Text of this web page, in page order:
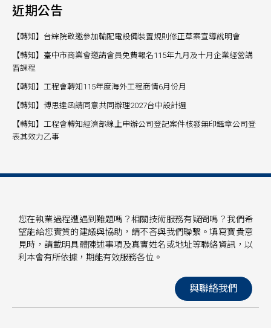
近期公告
【轉知】台綜院敬邀參加輸配電設備裝置規則修正草案宣導說明會
【轉知】臺中市商業會邀請會員免費報名115年九月及十月企業經營講
習課程
【轉知】工程會轉知115年度海外工程商情6月份月
【轉知】博思達函請同意共同辦理2027台中設計週
【轉知】工程會轉知經濟部線上申辦公司登記案件核發無印鑑章公司登
表其效力乙事
您在執業過程遭遇到難題嗎？相關技術服務有疑問嗎？我們希
望能給您實質的建議與協助，請不吝與我們聯繫。填寫寶貴意
見時，請載明具體陳述事項及真實姓名或地址等聯絡資訊，以
利本會有所依據，期能有效服務各位。
與聯絡我們